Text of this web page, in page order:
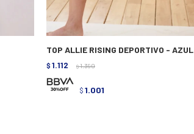
TOP ALLIE RISING DEPORTIVO - AZUL
$ 1.112 $ 1.390
$ 1.001